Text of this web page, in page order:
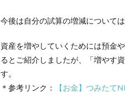
今後は自分の試算の増減については
資産を増やしていくためには預金
るとご紹介しましたが、「増やす
す。
＊参考リンク：
【お金】つみたて